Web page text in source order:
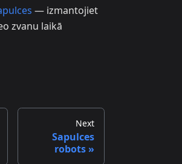
— izmantojiet
zvanu laikā
Next
Sapulces
robots